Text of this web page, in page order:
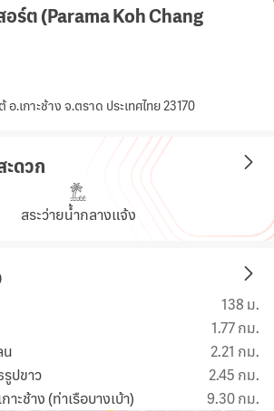
อร์ต (Parama Koh Chang
อ.เกาะช้าง จ.ตราด ประเทศไทย 23170
ดวก
สระว่ายน้ำกลางแจ้ง
138 ม.
1.77 กม.
น
2.21 กม.
ปขาว
2.45 กม.
ะช้าง (ท่าเรือบางเบ้า)
9.30 กม.